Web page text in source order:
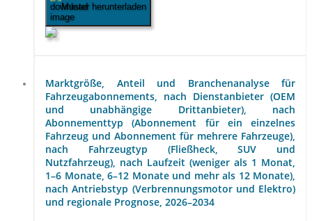
Muster herunterladen
Marktgröße, Anteil und Branchenanalyse für
Fahrzeugabonnements, nach Dienstanbieter (OEM
und unabhängige Drittanbieter), nach
Abonnementtyp (Abonnement für ein einzelnes
Fahrzeug und Abonnement für mehrere Fahrzeuge),
nach Fahrzeugtyp (Fließheck, SUV und
Nutzfahrzeug), nach Laufzeit (weniger als 1 Monat,
1–6 Monate, 6–12 Monate und mehr als 12 Monate),
nach Antriebstyp (Verbrennungsmotor und Elektro)
und regionale Prognose, 2026–2034